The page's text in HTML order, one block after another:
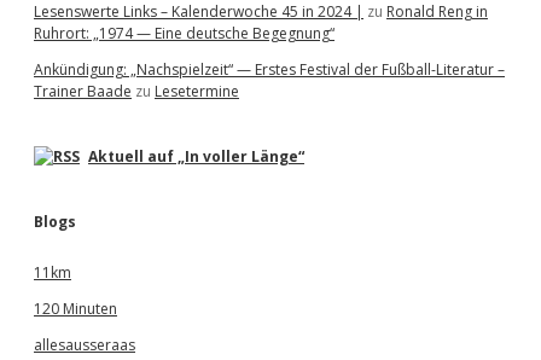
Lesenswerte Links – Kalenderwoche 45 in 2024 | zu Ronald Reng in
Ruhrort: „1974 — Eine deutsche Begegnung“
Ankündigung: „Nachspielzeit“ — Erstes Festival der Fußball-Literatur –
Trainer Baade zu Lesetermine
Aktuell auf „In voller Länge“
Blogs
11km
120 Minuten
allesausseraas